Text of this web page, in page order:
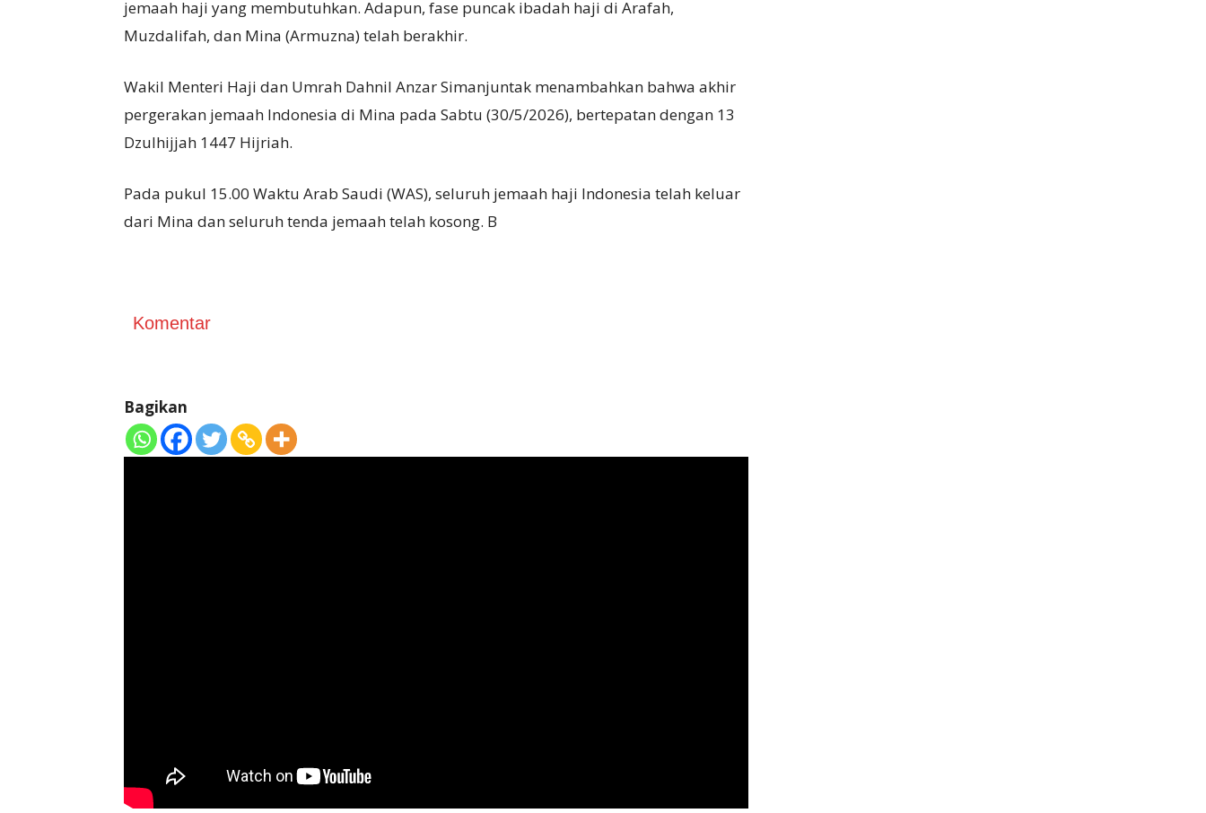
jemaah haji yang membutuhkan. Adapun, fase puncak ibadah haji di Arafah,
Muzdalifah, dan Mina (Armuzna) telah berakhir.
Wakil Menteri Haji dan Umrah Dahnil Anzar Simanjuntak menambahkan bahwa akhir
pergerakan jemaah Indonesia di Mina pada Sabtu (30/5/2026), bertepatan dengan 13
Dzulhijjah 1447 Hijriah.
Pada pukul 15.00 Waktu Arab Saudi (WAS), seluruh jemaah haji Indonesia telah keluar
dari Mina dan seluruh tenda jemaah telah kosong. B
Komentar
Bagikan